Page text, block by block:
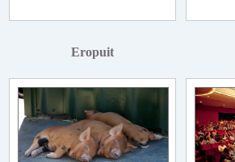
Eropuit